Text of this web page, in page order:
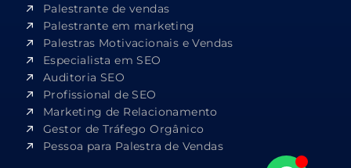
Palestrante de vendas
Palestrante em marketing
Palestras Motivacionais e Vendas
Especialista em SEO​
Auditoria SEO
Profissional de SEO
Marketing de Relacionamento
Gestor de Tráfego Orgânico
Pessoa para Palestra de Vendas